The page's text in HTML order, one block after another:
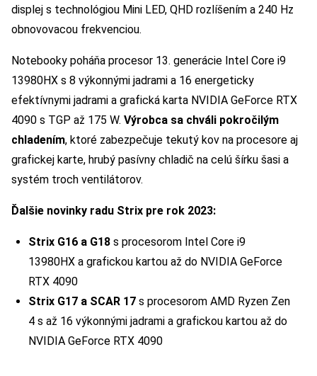
displej s technológiou Mini LED, QHD rozlíšením a 240 Hz
obnovovacou frekvenciou.
Notebooky poháňa procesor 13. generácie Intel Core i9
13980HX s 8 výkonnými jadrami a 16 energeticky
efektívnymi jadrami a grafická karta NVIDIA GeForce RTX
4090 s TGP až 175 W. Výrobca sa chváli pokročilým
chladením, ktoré zabezpečuje tekutý kov na procesore aj
grafickej karte, hrubý pasívny chladič na celú šírku šasi a
systém troch ventilátorov.
Ďalšie novinky radu Strix pre rok 2023:
Strix G16 a G18 s procesorom Intel Core i9
13980HX a grafickou kartou až do NVIDIA GeForce
RTX 4090
Strix G17 a SCAR 17 s procesorom AMD Ryzen Zen
4 s až 16 výkonnými jadrami a grafickou kartou až do
NVIDIA GeForce RTX 4090